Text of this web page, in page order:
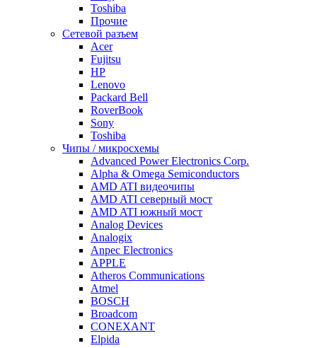
Toshiba
Прочие
Сетевой разъем
Acer
Fujitsu
HP
Lenovo
Packard Bell
RoverBook
Sony
Toshiba
Чипы / микросхемы
Advanced Power Electronics Corp.
Alpha & Omega Semiconductors
AMD ATI видеочипы
AMD ATI северный мост
AMD ATI южный мост
Analog Devices
Analogix
Anpec Electronics
APPLE
Atheros Communications
Atmel
BOSCH
Broadcom
CONEXANT
Elpida